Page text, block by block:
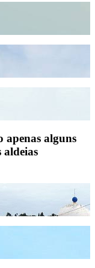
apenas alguns
aldeias